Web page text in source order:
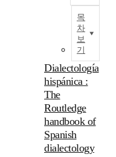
목
차
보
기
Dialectología
hispánica :
The
Routledge
handbook of
Spanish
dialectology